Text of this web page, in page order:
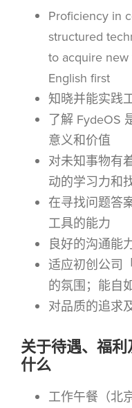
Proficiency in
structured
to acquire
English first
知晓并能实践
了解 FydeOS
意义和价值
对未知事物有
动的学习力和
在寻找问题答
工具的能力
良好的沟通能
适应初创公司
的氛围；能自
对品质的追求
关于待遇、福
什么
工作午餐（北